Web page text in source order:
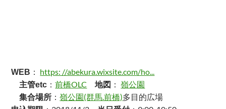
WEB ： https: //abekura.wixsite.com/ho...
主管etc ：前橋OLC 地図 ：嶺公園
集合場所 ：嶺公園(群馬.前橋)多目的広場